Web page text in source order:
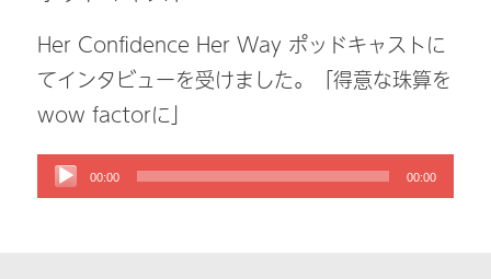
Her Confidence Her Way ポッドキャストに
てインタビューを受けました。「得意な珠算を
wow factorに」
00:00 00:00